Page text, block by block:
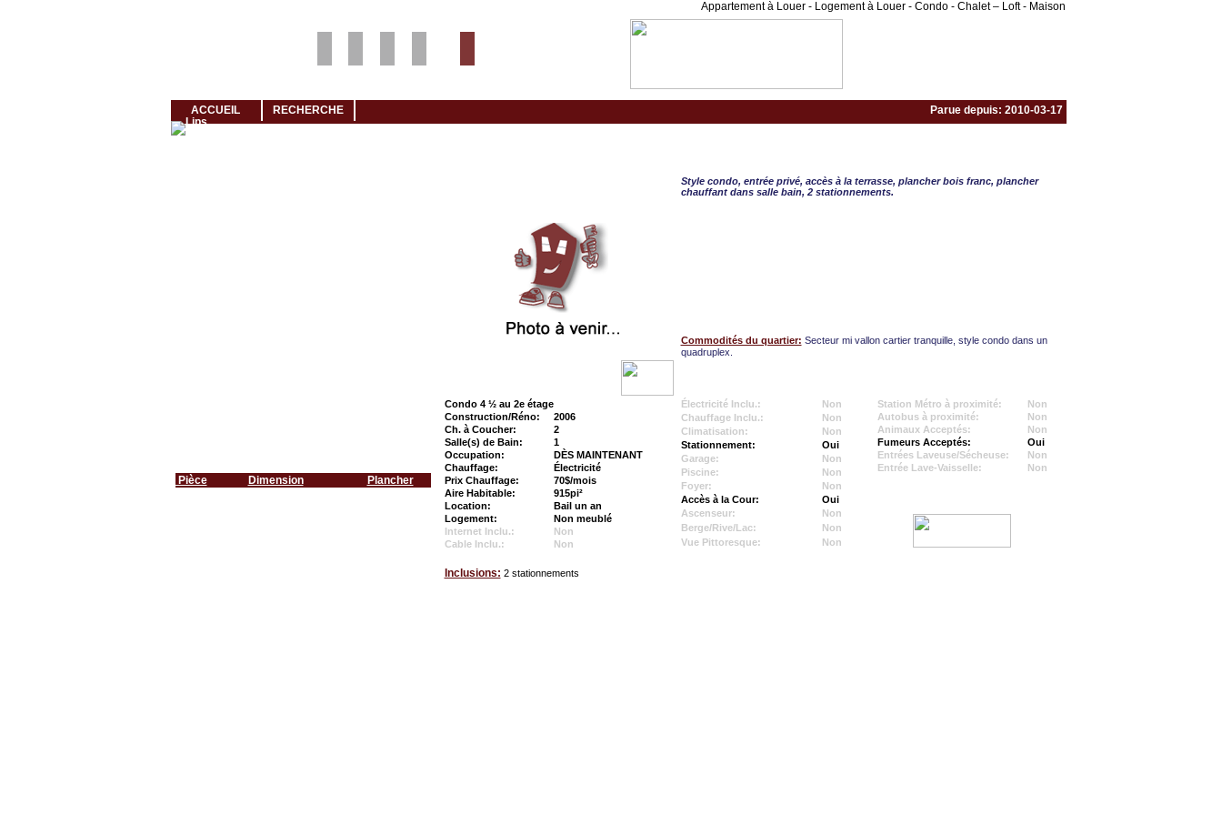
Appartement à Louer - Logement à Louer - Condo - Chalet – Loft - Maison
ACCUEIL RECHERCHE Parue depuis: 2010-03-17
Pièce Dimension Plancher
Style condo, entrée privé, accès à la terrasse, plancher bois franc, plancher
chauffant dans salle bain, 2 stationnements.
Commodités du quartier: Secteur mi vallon cartier tranquille, style condo dans un
quadruplex.
Condo 4 ½ au 2e étage
Construction/Réno:
2006
Ch. à Coucher:
2
Salle(s) de Bain:
1
Occupation:
DÈS MAINTENANT
Chauffage:
Électricité
Prix Chauffage:
70$/mois
Aire Habitable:
915pi²
Location:
Bail un an
Logement:
Non meublé
Internet Inclu.:
Non
Cable Inclu.:
Non
Électricité Inclu.:
Non
Chauffage Inclu.:
Non
Climatisation:
Non
Stationnement:
Oui
Garage:
Non
Piscine:
Non
Foyer:
Non
Accès à la Cour:
Oui
Ascenseur:
Non
Berge/Rive/Lac:
Non
Vue Pittoresque:
Non
Station Métro à proximité:
Non
Autobus à proximité:
Non
Animaux Acceptés:
Non
Fumeurs Acceptés:
Oui
Entrées Laveuse/Sécheuse:
Non
Entrée Lave-Vaisselle:
Non
Inclusions: 2 stationnements